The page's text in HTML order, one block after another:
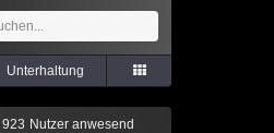
Unterhaltung
923 Nutzer anwesend